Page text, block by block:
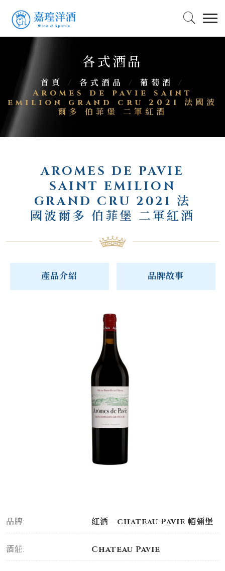
各式酒品
首頁 / 各式酒品 / 葡萄酒
/
Aromes de pavie saint
emilion grand cru 2021 法國波
爾多 伯菲堡 二軍紅酒
AROMES DE PAVIE
SAINT EMILION
GRAND CRU 2021 法
國波爾多 伯菲堡 二軍紅酒
產品介紹 品牌故事
品牌: 紅酒 - chateau Pavie 帞彌堡
酒莊: Chateau Pavie